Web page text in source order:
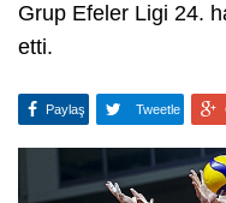
Grup Efeler Ligi 24.
etti.
Paylaş Tweetle